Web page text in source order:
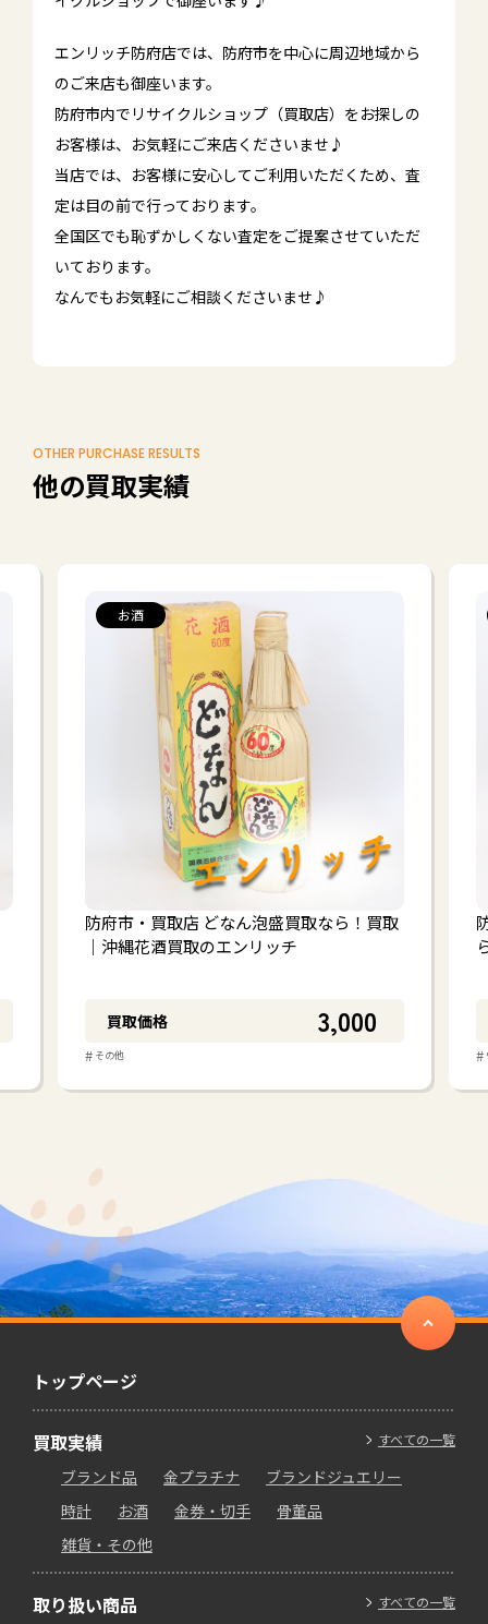
エンリッチ防府店では、防府市を中心に周辺地域から
のご来店も御座います。
防府市内でリサイクルショップ（買取店）をお探しの
お客様は、お気軽にご来店くださいませ♪
当店では、お客様に安心してご利用いただくため、査
定は目の前で行っております。
全国区でも恥ずかしくない査定をご提案させていただ
いております。
なんでもお気軽にご相談くださいませ♪
OTHER PURCHASE RESULTS
他の買取実績
お酒
防府市・買取店 どなん泡盛買取なら！買取
｜沖縄花酒買取のエンリッチ
買取価格 3,000
# その他 #
トップページ
すべての一覧
買取実績
ブランド品 金プラチナ
ブランドジュエリー
時計
お酒 金券・切手
骨董品
雑貨・その他
すべての一覧
取り扱い商品